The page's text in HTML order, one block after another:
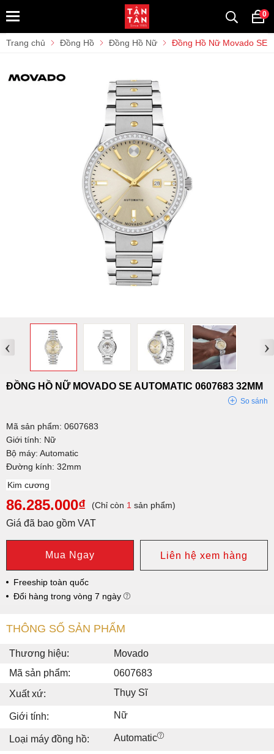
0
Trang chủ Đồng Hồ Đồng Hồ Nữ Đồng Hồ Nữ Movado SE
‹ ›
ĐỒNG HỒ NỮ MOVADO SE AUTOMATIC 0607683 32MM
So sánh
Mã sản phẩm: 0607683
Giới tính: Nữ
Bộ máy: Automatic
Đường kính: 32mm
Kim cương
86.285.000₫ (Chỉ còn 1 sản phẩm)
Giá đã bao gồm VAT
Mua Ngay Liên hệ xem hàng
Freeship toàn quốc
Đổi hàng trong vòng 7 ngày
THÔNG SỐ SẢN PHẨM
Thương hiệu:
Movado
Mã sản phẩm:
0607683
Xuất xứ:
Thụy Sĩ
Giới tính: Nữ
Loại máy đồng hồ: Automatic